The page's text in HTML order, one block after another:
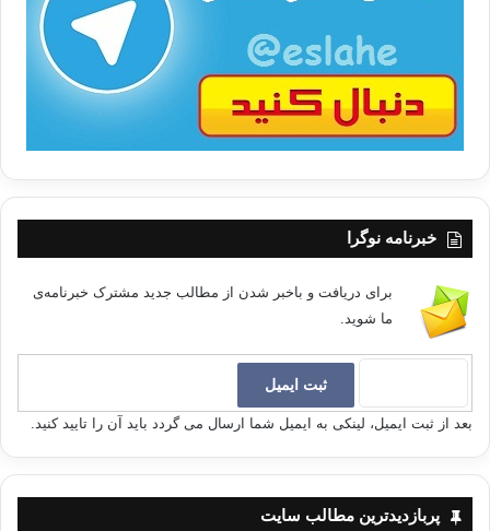
خبرنامه نوگرا
برای دریافت و باخبر شدن از مطالب جدید مشترک خبرنامه‌ی
ما شوید.
بعد از ثبت ایمیل، لینکی به ایمیل شما ارسال می گردد باید آن را تایید کنید.
پربازدیدترین مطالب سایت